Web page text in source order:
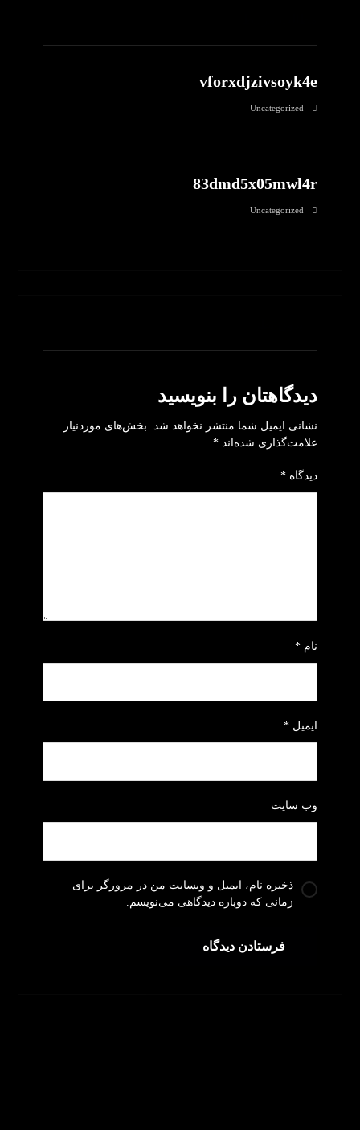
vforxdjzivsoyk4e
Uncategorized
83dmd5x05mwl4r
Uncategorized
دیدگاهتان را بنویسید
نشانی ایمیل شما منتشر نخواهد شد. بخش‌های موردنیاز
علامت‌گذاری شده‌اند*
دیدگاه*
نام*
ایمیل*
وب‌ سایت
ذخیره نام، ایمیل و وبسایت من در مرورگر برای
زمانی که دوباره دیدگاهی می‌نویسم.